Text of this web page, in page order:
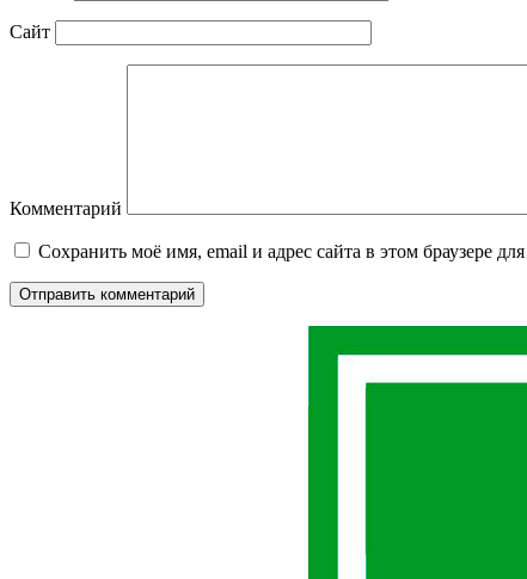
Сайт
Комментарий
Сохранить моё имя, email и адрес сайта в этом браузере